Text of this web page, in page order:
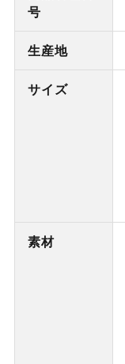
号
生産地
サイズ
素材